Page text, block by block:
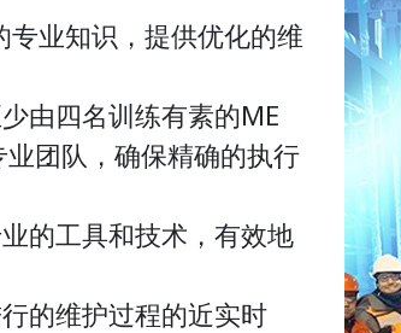
业知识，提供优化的维
由四名训练有素的ME
团队，确保精确的执行
的工具和技术，有效地
的维护过程的近实时